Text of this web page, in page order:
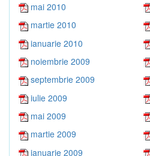
mai 2010
martie 2010
ianuarie 2010
noiembrie 2009
septembrie 2009
iulie 2009
mai 2009
martie 2009
ianuarie 2009